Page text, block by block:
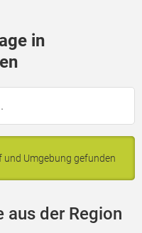
in
Umgebung gefunden
aus der Region